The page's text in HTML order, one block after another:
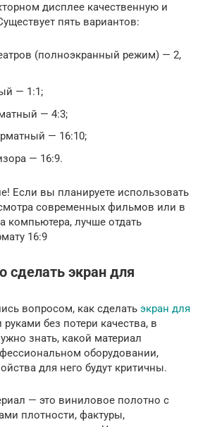
дисплее качественную и
пять вариантов:
(полноэкранный режим) — 2,
— 1:1;
— 4:3;
— 16:10;
— 16:9.
Если вы планируете использовать
современных фильмов или в
компьютера, лучше отдать
16:9
сделать экран для
вопросом, как сделать экран для
без потери качества, в
знать, какой материал
оборудовании,
для него будут критичны.
— это виниловое полотно с
плотности, фактуры,